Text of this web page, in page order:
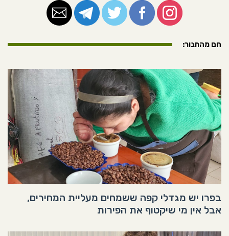
חם מהתנור:
בפרו יש מגדלי קפה ששמחים מעליית המחירים,
אבל אין מי שיקטוף את הפירות